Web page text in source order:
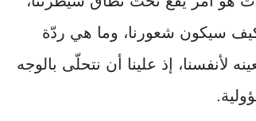
كيف سيكون شعورنا، وما هي ردّة
ﻷنفسنا، إذ علينا أن نتحلّى بالوجه